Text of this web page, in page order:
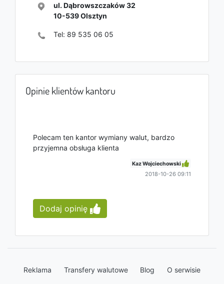
ul. Dąbrowszczaków 32
10-539Olsztyn
Tel: 89 535 06 05
Opinie klientów kantoru
Polecam ten kantor wymiany walut, bardzo
przyjemna obsługa klienta
Kaz Wojciechowski
2018-10-26 09:11
Dodaj opinię
Reklama Transfery walutowe Blog O serwisie